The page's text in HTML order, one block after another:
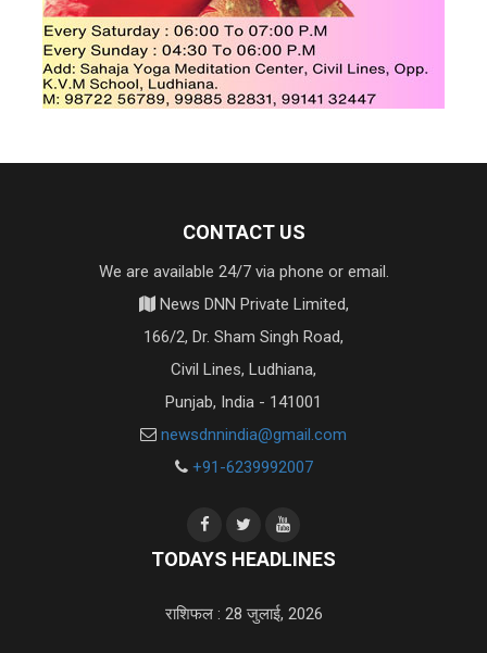
CONTACT US
We are available 24/7 via phone or email.
News DNN Private Limited,
166/2, Dr. Sham Singh Road,
Civil Lines, Ludhiana,
Punjab, India - 141001
newsdnnindia@gmail.com
+91-6239992007
TODAYS HEADLINES
राशिफल : 28 जुलाई, 2026